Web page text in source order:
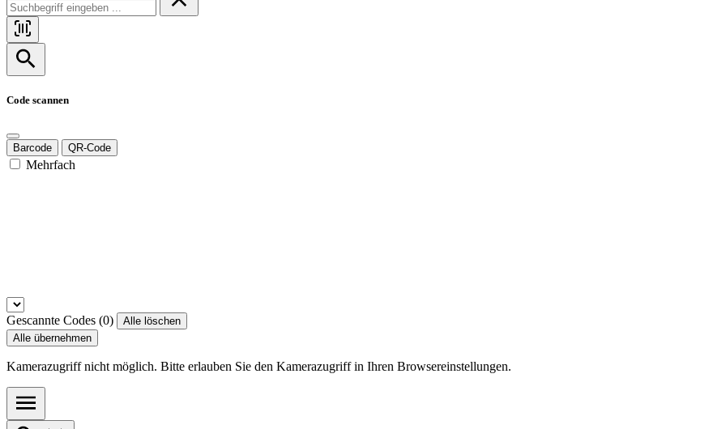
Code scannen
Barcode QR-Code
Mehrfach
Gescannte Codes (0)
Alle löschen
Alle übernehmen
Kamerazugriff nicht möglich. Bitte erlauben Sie den Kamerazugriff in Ihren Browsereinstellungen.